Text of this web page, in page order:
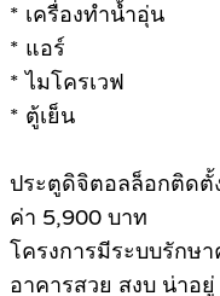
* เครื่องทำน้ำอุ่น
* แอร์
* ไมโครเวฟ
* ตู้เย็น
ประตูดิจิตอลล็อกติดตั้
ค่า 5,900 บาท
โครงการมีระบบรักษ
อาคารสวย สงบ น่าอ